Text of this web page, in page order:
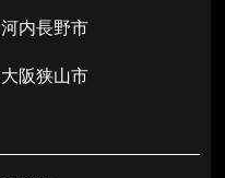
河内長野市
大阪狭山市